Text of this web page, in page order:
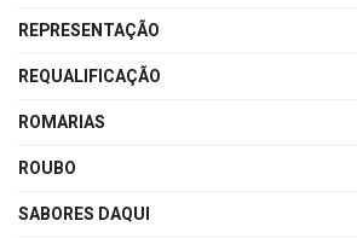
REPRESENTAÇÃO
REQUALIFICAÇÃO
ROMARIAS
ROUBO
SABORES DAQUI